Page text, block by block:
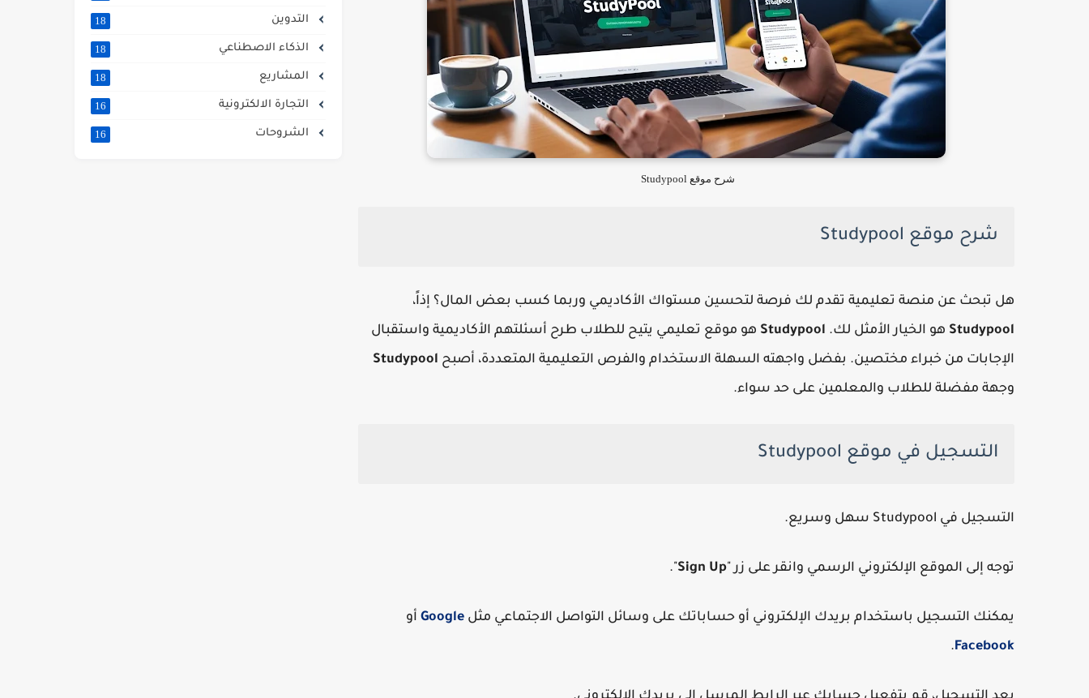
شرح موقع Studypool
شرح موقع Studypool
هل تبحث عن منصة تعليمية تقدم لك فرصة لتحسين مستواك الأكاديمي وربما كسب بعض المال؟ إذاً،
Studypool هو الخيار الأمثل لك. Studypool هو موقع تعليمي يتيح للطلاب طرح أسئلتهم الأكاديمية واستقبال
الإجابات من خبراء مختصين. بفضل واجهته السهلة الاستخدام والفرص التعليمية المتعددة، أصبح Studypool
وجهة مفضلة للطلاب والمعلمين على حد سواء.
التسجيل في موقع Studypool
التسجيل في Studypool سهل وسريع.
توجه إلى الموقع الإلكتروني الرسمي وانقر على زر "Sign Up
".
يمكنك التسجيل باستخدام بريدك الإلكتروني أو حساباتك على وسائل التواصل الاجتماعي مثل Google أو
Facebook
.
التدوين 18
الذكاء الاصطناعي 18
المشاريع 18
التجارة الالكترونية 16
الشروحات 16